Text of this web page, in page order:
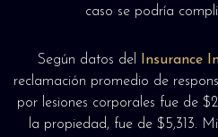
caso se podría
Según datos del Insurance
reclamación promedio de
por lesiones corporales fue de
la propiedad, fue de $5,313.